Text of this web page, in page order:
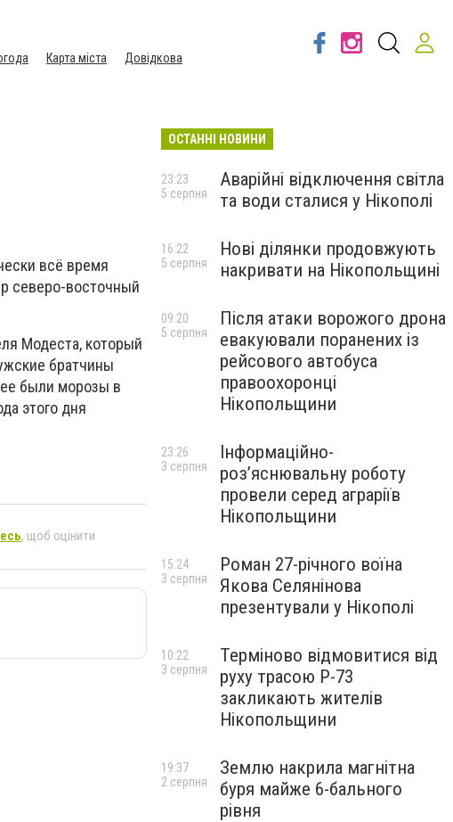
Карта міста Довідкова
всё время
северо-восточный
Модеста, который
братчины
были морозы в
этого дня
, щоб оцінити
ОСТАННІ НОВИНИ
Аварійні відключення світла
та води сталися у Нікополі
23:23
5 серпня
Нові ділянки продовжують
накривати на Нікопольщині
16:22
5 серпня
Після атаки ворожого дрона
евакуювали поранених із
рейсового автобуса
правоохоронці
Нікопольщини
09:20
5 серпня
Інформаційно-
роз’яснювальну роботу
провели серед аграріїв
Нікопольщини
23:26
3 серпня
Роман 27-річного воїна
Якова Селянінова
презентували у Нікополі
15:24
3 серпня
Терміново відмовитися від
руху трасою Р-73
закликають жителів
Нікопольщини
10:22
3 серпня
Землю накрила магнітна
буря майже 6-бального
рівня
19:37
2 серпня